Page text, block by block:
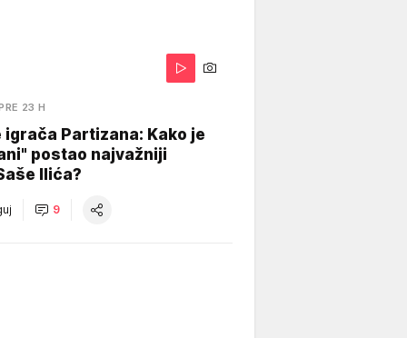
23 H
igrača Partizana: Kako je
postao najvažniji
Ilića?
9